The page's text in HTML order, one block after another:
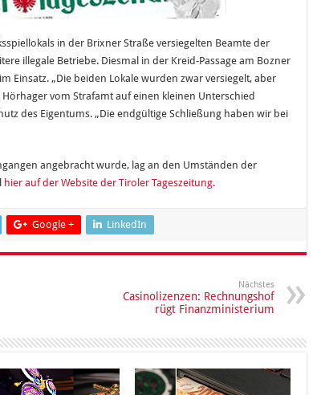
in der Brixner Straße versiegelten Beamte der
illegale Betriebe. Diesmal in der Kreid-Passage am Bozner
Einsatz. „Die beiden Lokale wurden zwar versiegelt, aber
vom Strafamt auf einen kleinen Unterschied
des Eigentums. „Die endgültige Schließung haben wir bei
angebracht wurde, lag an den Umständen der
hier auf der Website der Tiroler Tageszeitung.
Google + LinkedIn
Nächstes
Casinolizenzen: Rechnungshof
rügt Finanzministerium